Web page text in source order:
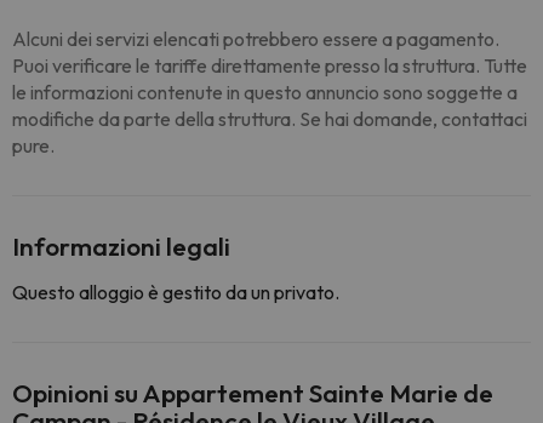
Alcuni dei servizi elencati potrebbero essere a pagamento.
Puoi verificare le tariffe direttamente presso la struttura. Tutte
le informazioni contenute in questo annuncio sono soggette a
modifiche da parte della struttura. Se hai domande, contattaci
pure.
Informazioni legali
Questo alloggio è gestito da un privato.
Opinioni su Appartement Sainte Marie de